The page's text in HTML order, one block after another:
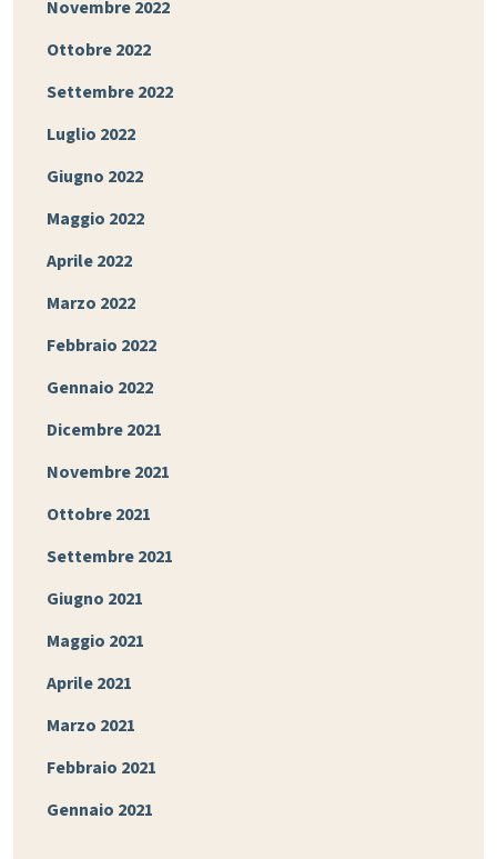
Novembre 2022
Ottobre 2022
Settembre 2022
Luglio 2022
Giugno 2022
Maggio 2022
Aprile 2022
Marzo 2022
Febbraio 2022
Gennaio 2022
Dicembre 2021
Novembre 2021
Ottobre 2021
Settembre 2021
Giugno 2021
Maggio 2021
Aprile 2021
Marzo 2021
Febbraio 2021
Gennaio 2021